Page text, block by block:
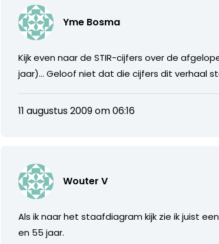
Yme Bosma
Kijk even naar de STIR-cijfers over de
jaar)… Geloof niet dat die cijfers dit verhaal
11 augustus 2009 om 06:16
Wouter V
Als ik naar het staafdiagram kijk zie ik juist
en 55 jaar.